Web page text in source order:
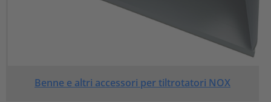
Benne e altri accessori per tiltrotatori NOX